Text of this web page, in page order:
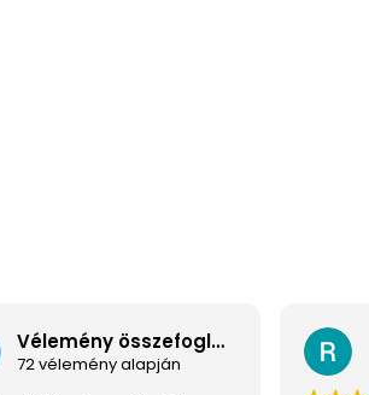
Vélemény összefoglaló
72 vélemény alapján